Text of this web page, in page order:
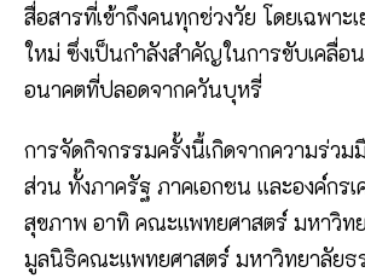
สื่อสารที่เข้าถึงคนทุกช่วงวัย โดยเฉพาะ
ใหม่ ซึ่งเป็นกำลังสำคัญในการขับเคลื่อ
อนาคตที่ปลอดจากควันบุหรี่
การจัดกิจกรรมครั้งนี้เกิดจากความร่วม
ส่วน ทั้งภาครัฐ ภาคเอกชน และองค์กร
สุขภาพ อาทิ คณะแพทยศาสตร์ มหาวิท
มูลนิธิคณะแพทยศาสตร์ มหาวิทยาลัยธ